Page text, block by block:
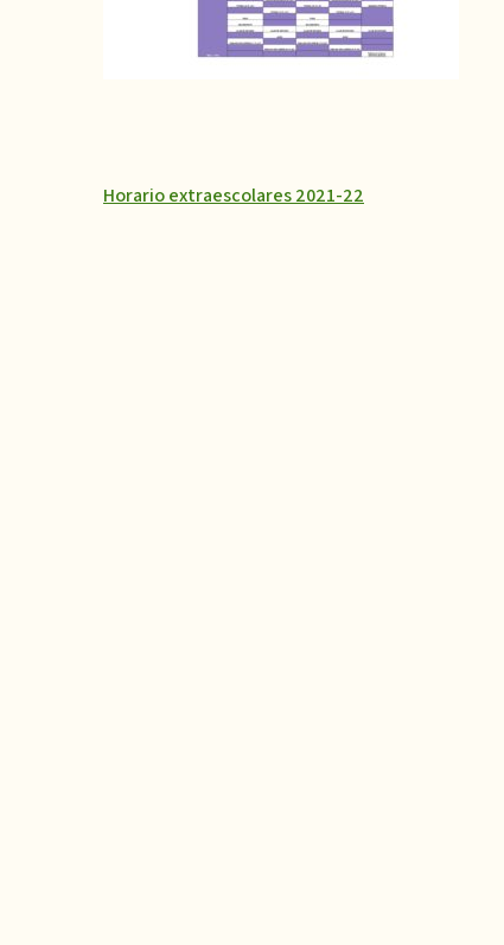
Horario extraescolares 2021-22